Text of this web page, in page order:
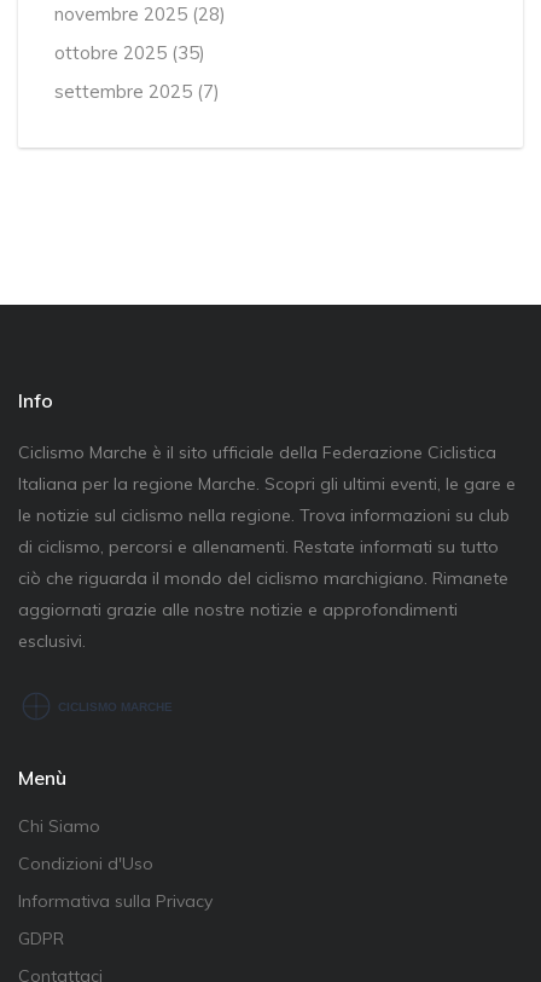
novembre 2025 (28)
ottobre 2025 (35)
settembre 2025 (7)
Info
Ciclismo Marche è il sito ufficiale della Federazione Ciclistica
Italiana per la regione Marche. Scopri gli ultimi eventi, le gare e
le notizie sul ciclismo nella regione. Trova informazioni su club
di ciclismo, percorsi e allenamenti. Restate informati su tutto
ciò che riguarda il mondo del ciclismo marchigiano. Rimanete
aggiornati grazie alle nostre notizie e approfondimenti
esclusivi.
Menù
Chi Siamo
Condizioni d'Uso
Informativa sulla Privacy
GDPR
Contattaci